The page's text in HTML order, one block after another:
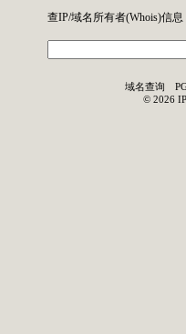
查IP/域名所有者(Whois)信息
域名查询
© 2026